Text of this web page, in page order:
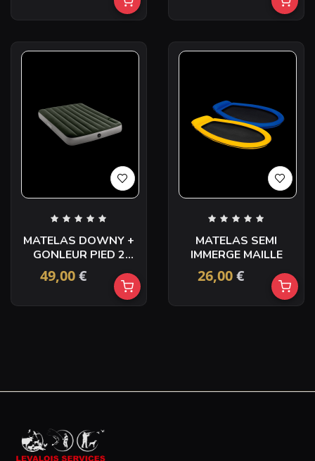
MATELAS DOWNY +
GONLEUR PIED 2
PERS
49,00€
MATELAS SEMI
IMMERGE MAILLE
26,00€